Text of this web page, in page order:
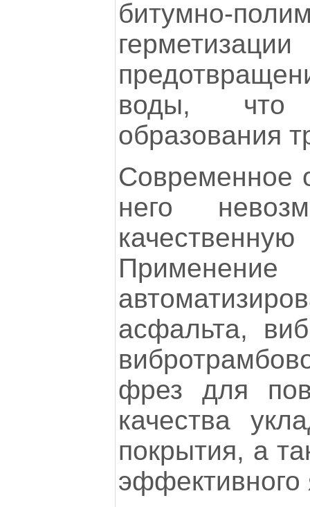
битумно-
воды, что
образования
Современное
него
Применение
асфальта,
фрез для
качества
покрытия, а
эффективного